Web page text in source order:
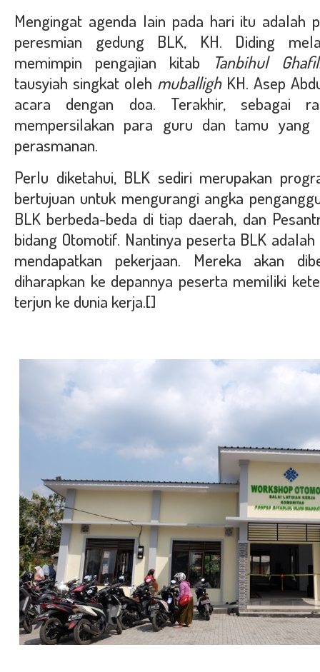
Mengingat agenda lain pada hari itu adalah
peresmian gedung BLK, KH. Diding
memimpin pengajian kitab
Tanbihul
tausyiah singkat oleh muballighKH. Asep
acara dengan doa. Terakhir, sebagai
mempersilakan para guru dan tamu yang
perasmanan.
Perlu diketahui, BLK sediri merupakan
bertujuan untuk mengurangi angka
BLK berbeda-beda di tiap daerah, dan
bidang Otomotif. Nantinya peserta BLK
mendapatkan pekerjaan. Mereka akan
diharapkan ke depannya peserta memiliki
terjun ke dunia kerja.[]